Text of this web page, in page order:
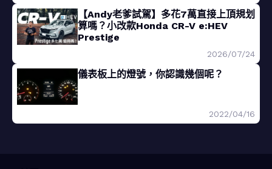
【Andy老爹試駕】多花7萬直接上頂規划
算嗎？小改款Honda CR-V e:HEV
Prestige
2026/07/24
儀表板上的燈號，你認識幾個呢？
2022/04/16